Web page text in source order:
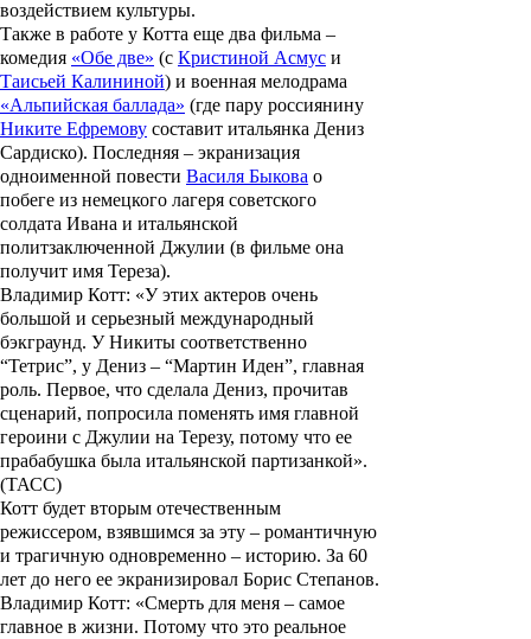
воздействием культуры.
Также в работе у Котта еще два фильма –
комедия «Обе две» (с Кристиной Асмус и
Таисьей Калининой) и военная мелодрама
«Альпийская баллада» (где пару россиянину
Никите Ефремову составит итальянка Дениз
Сардиско). Последняя – экранизация
одноименной повести Василя Быкова о
побеге из немецкого лагеря советского
солдата Ивана и итальянской
политзаключенной Джулии (в фильме она
получит имя Тереза).
Владимир Котт: «У этих актеров очень
большой и серьезный международный
бэкграунд. У Никиты соответственно
“Тетрис”, у Дениз – “Мартин Иден”, главная
роль. Первое, что сделала Дениз, прочитав
сценарий, попросила поменять имя главной
героини с Джулии на Терезу, потому что ее
прабабушка была итальянской партизанкой».
(ТАСС)
Котт будет вторым отечественным
режиссером, взявшимся за эту – романтичную
и трагичную одновременно – историю. За 60
лет до него ее экранизировал Борис Степанов.
Владимир Котт: «Смерть для меня – самое
главное в жизни. Потому что это реальное